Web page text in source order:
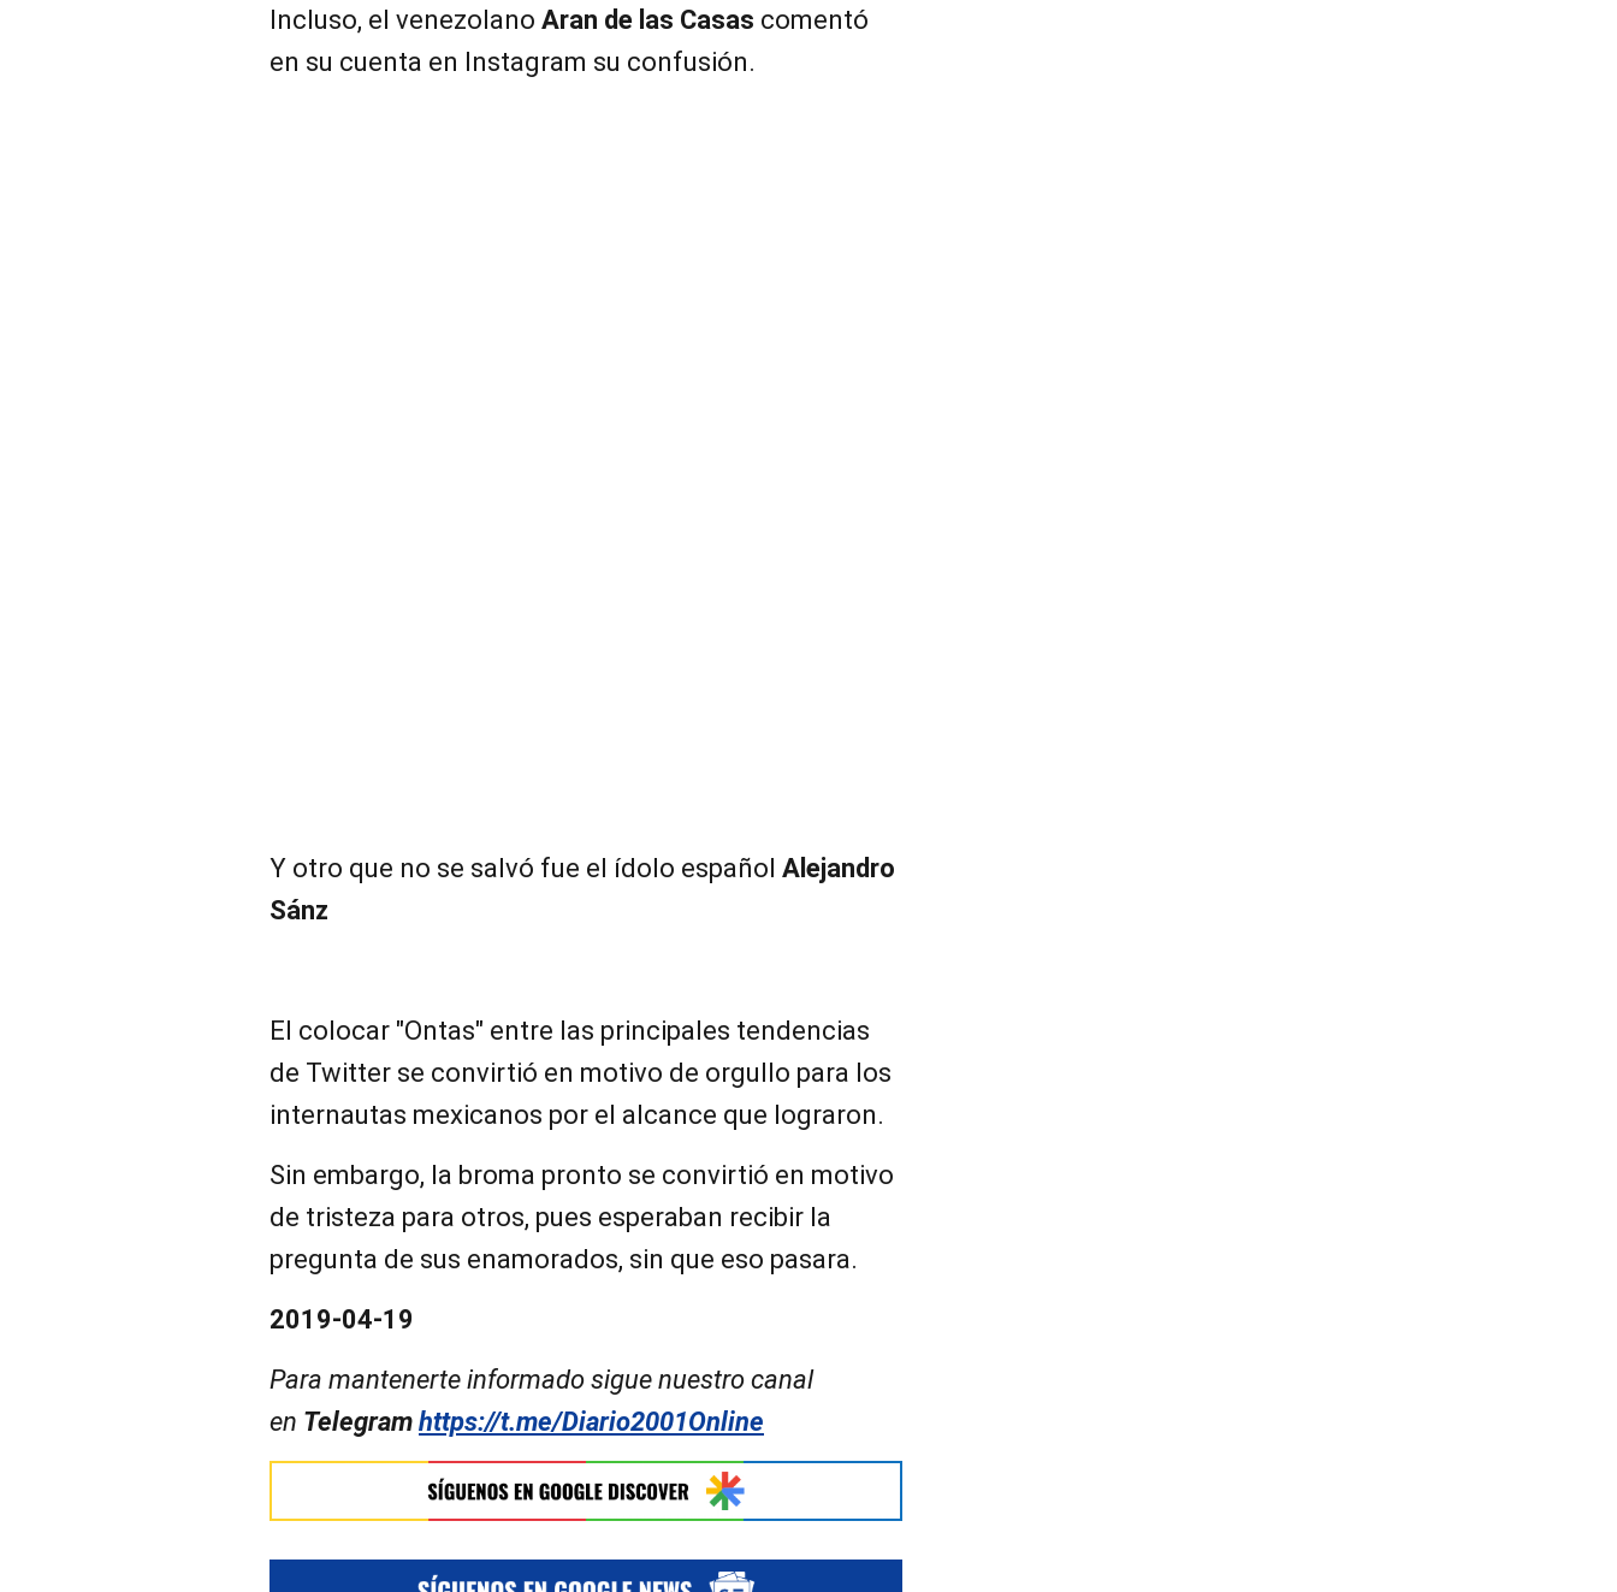
Incluso, el venezolano Aran de las Casas comentó
en su cuenta en Instagram su confusión.
Y otro que no se salvó fue el ídolo español Alejandro
Sánz
El colocar "Ontas" entre las principales tendencias
de Twitter se convirtió en motivo de orgullo para los
internautas mexicanos por el alcance que lograron.
Sin embargo, la broma pronto se convirtió en motivo
de tristeza para otros, pues esperaban recibir la
pregunta de sus enamorados, sin que eso pasara.
2019-04-19
Para mantenerte informado sigue nuestro canal
en Telegram https://t.me/Diario2001Online